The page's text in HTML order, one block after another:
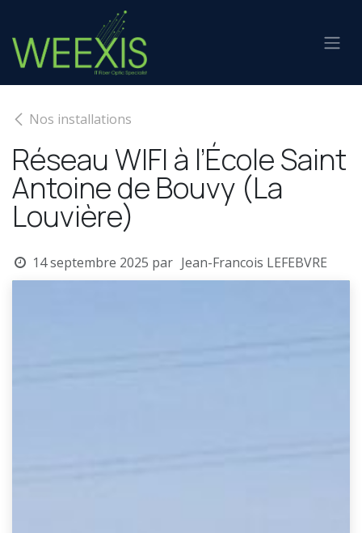
Se rendre au contenu
Nos installations
Réseau WIFI à l’École Saint
Antoine de Bouvy (La
Louvière)
14 septembre 2025 par Jean-Francois LEFEBVRE